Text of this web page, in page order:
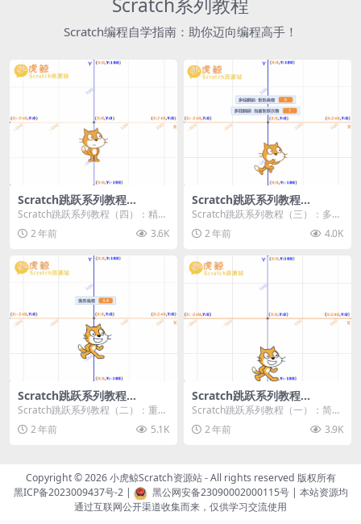
Scratch系列教程
Scratch编程自学指南：助你迈向编程高手！
Scratch跳跃系列教程
（四）：精准着陆
Scratch跳跃系列教程（四）：精准
着陆 作者：小虎鲸Scratch资源站
... 2 年前 3.6K
Scratch跳跃系列教程
（三）：多段跳跃
Scratch跳跃系列教程（三）：多段
跳跃 作者：小虎鲸Scratch资源站
连...2 年前 4.0K
Scratch跳跃系列教程
（二）：重力跳跃
Scratch跳跃系列教程（二）：重力
跳跃 作者：小虎鲸Scratch资源站
按...2 年前 5.1K
Scratch跳跃系列教程
（一）：简单跳跃
Scratch跳跃系列教程（一）：简单
跳跃 作者：小虎鲸Scratch资源站
按...2 年前 3.9K
Copyright © 2026小虎鲸Scratch资源站- All rights reserved 版权所有
黑ICP备2023009437号-2| 黑公网安备23090002000115号| 本站资源均
通过互联网公开渠道收集而来，仅供学习交流使用